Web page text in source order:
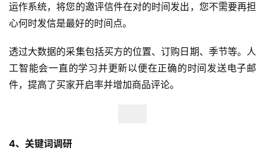
运作系统，将您的邀评信件在对的时间发出，您不需要再担
心何时发信是最好的时间点。
透过大数据的采集包括买方的位置、订购日期、季节等。人
工智能会一直的学习并更新以便在正确的时间发送电子邮
件，提高了买家开启率并增加商品评论。
4、关键词调研